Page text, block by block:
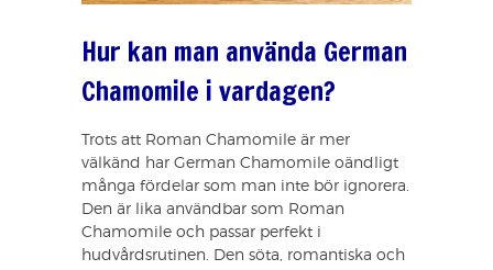
Hur kan man använda German
Chamomile i vardagen?
Trots att Roman Chamomile är mer
välkänd har German Chamomile oändligt
många fördelar som man inte bör ignorera.
Den är lika användbar som Roman
Chamomile och passar perfekt i
hudvårdsrutinen. Den söta, romantiska och